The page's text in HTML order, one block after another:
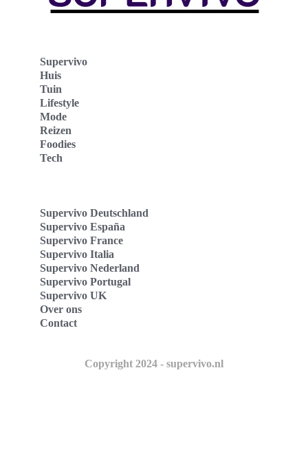
Supervivo
Huis
Tuin
Lifestyle
Mode
Reizen
Foodies
Tech
Supervivo Deutschland
Supervivo España
Supervivo France
Supervivo Italia
Supervivo Nederland
Supervivo Portugal
Supervivo UK
Over ons
Contact
Copyright 2024 - supervivo.nl